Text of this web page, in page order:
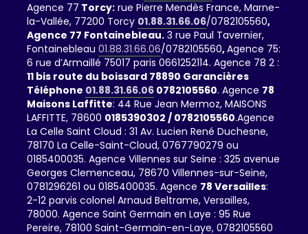
Agence 77 Torcy: rue Pierre Mendès France, Marne-
la-Vallée, 77200 Torcy 01.88.31.66.06/0782105560,
Agence 77 Fontainebleau. 3 rue Paul Tavernier,
Fontainebleau 01.88.31.66.06/0782105560,Agence 75:
6 rue d’Armaillé 75017 paris 0661252114. Agence 78 2 :
11 bis route du boissard 78890 Garancières
Téléphone 01.88.31.66.06 0782105560. Agence 78
Maisons Laffitte: 44 Rue Jean Mermoz, MAISONS
LAFFITTE, 78600 0185390302 / 0782105560.Agence
La Celle Saint Cloud : 31 Av. Lucien René Duchesne,
78170 La Celle-Saint-Cloud, 0767790279 ou
0185400035. Agence Villennes sur Seine : 325 avenue
Georges Clemenceau, 78670 Villennes-sur-Seine,
0781296261 ou 0185400035. Agence 78 Versailles:
2-12 parvis colonel Arnaud Beltrame, Versailles,
78000. Agence Saint Germain en Laye : 95 Rue
Pereire, 78100 Saint-Germain-en-Laye, 0782105560